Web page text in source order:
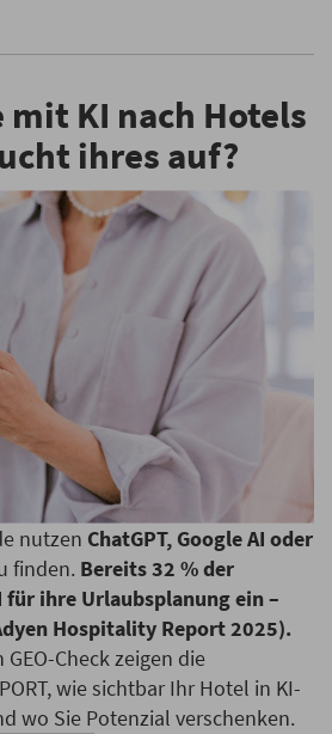
mit KI nach Hotels
ihres auf?
nutzen ChatGPT, Google AI oder
finden. Bereits 32 % der
für ihre Urlaubsplanung ein –
Hospitality Report 2025).
Check zeigen die
wie sichtbar Ihr Hotel in KI-
wo Sie Potenzial verschenken.